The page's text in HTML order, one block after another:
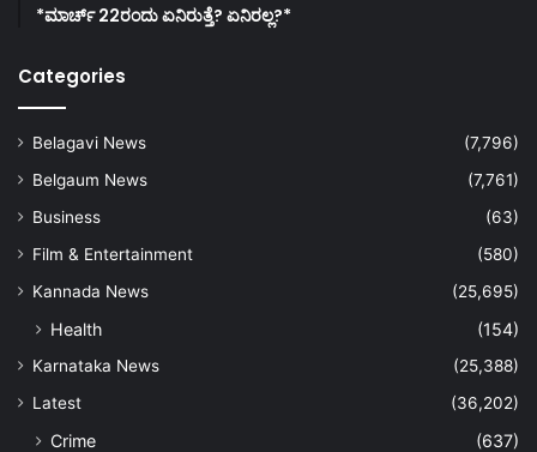
*ಮಾರ್ಚ್ 22ರಂದು ಏನಿರುತ್ತೆ? ಏನಿರಲ್ಲ?*
Categories
Belagavi News
(7,796)
Belgaum News
(7,761)
Business
(63)
Film & Entertainment
(580)
Kannada News
(25,695)
Health (154)
Karnataka News
(25,388)
Latest
(36,202)
Crime
(637)